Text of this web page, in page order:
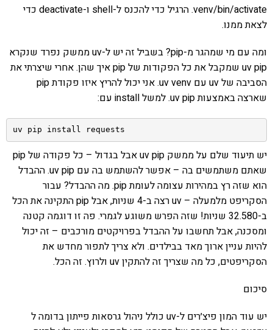
.venv/bin/activate הרגיל כדי להכנס ל-shell ו-deactivate כדי
לצאת ממנו.
ומה עם מי שמהגר מ-pip? בשביל זה יש ל-uv ממשק נפרד שנקרא
uv pip שמקבל את כל הפקודות של pip איך שהן. אחרי שיצרתי את
הסביבה של uv עם uv venv. אני יכול להריץ איזו פקודת pip
שארצה באמצעות uv pip. למשל install עם:
uv pip install requests
יש תיעוד שלם על ממשק uv pip אבל בגדול – כל פקודה של pip
שאתם משתמשים בה – אפשר להשתמש בה עם uv pip. ההבדל
הוא שזה רץ במהירות עצומה לעומת pip. מה ההבדל? עבור
הסקריפט מלמעלה – uv רצה ב-4 שניות, אבל pip התקינה את הכל
ב-32.580 שניות! שזה הפרש משוגע לגמרי. פה זו דוגמה קטנה
ומסכנה, אבל תחשבו על ההבדל בפרויקטים מורכבים – זה יכול
להיות עניין ארוך מאד בבילדים. ולא צריך לתפור מחדש את
הסקריפטים, כל מה שצריך זה להתקין uv ולרוץ. זה הכל.
סיכום
יש עוד המון פיצ׳רים ל-uv כולל ניהול גרסאות פייתון בדומה ל